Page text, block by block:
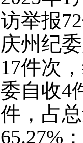
访举报
庆州纪
17件次
委自收4
件，占
65.27%